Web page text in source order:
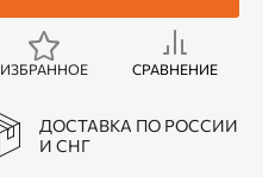
ИЗБРАННОЕ СРАВНЕНИЕ
ДОСТАВКА ПО РОССИИ
И СНГ